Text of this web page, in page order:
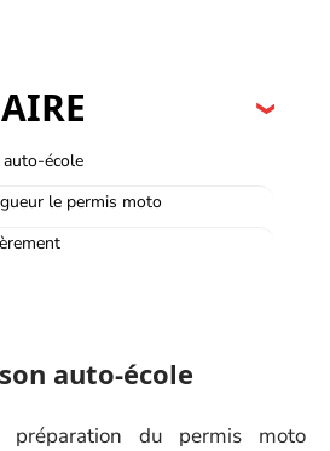
école
le permis moto
auto-école
préparation du permis moto